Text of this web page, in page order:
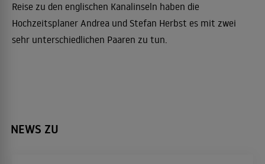
Reise zu den englischen Kanalinseln haben die
Hochzeitsplaner Andrea und Stefan Herbst es mit zwei
sehr unterschiedlichen Paaren zu tun.
NEWS ZU